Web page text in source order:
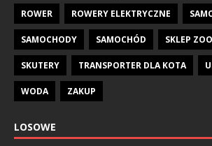
ROWER ROWERY ELEKTRYCZNE
SAMOCHODY SAMOCHÓD SKLEP
SKUTERY TRANSPORTER DLA KOTA
WODA ZAKUP
LOSOWE